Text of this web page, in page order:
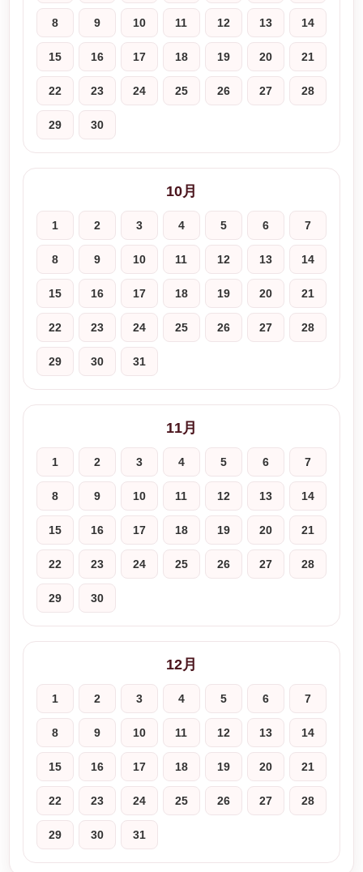
8 9 10 11 12 13 14
15 16 17 18 19 20 21
22 23 24 25 26 27 28
29 30
10月
1 2 3 4 5 6 7
8 9 10 11 12 13 14
15 16 17 18 19 20 21
22 23 24 25 26 27 28
29 30 31
11月
1 2 3 4 5 6 7
8 9 10 11 12 13 14
15 16 17 18 19 20 21
22 23 24 25 26 27 28
29 30
12月
1 2 3 4 5 6 7
8 9 10 11 12 13 14
15 16 17 18 19 20 21
22 23 24 25 26 27 28
29 30 31